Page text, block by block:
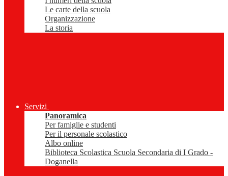
Le carte della scuola
Organizzazione
La storia
Servizi
Panoramica
Per famiglie e studenti
Per il personale scolastico
Albo online
Biblioteca Scolastica Scuola Secondaria di I Grado -
Doganella